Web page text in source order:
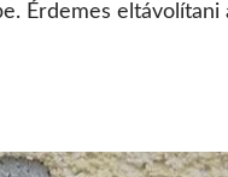
Érdemes